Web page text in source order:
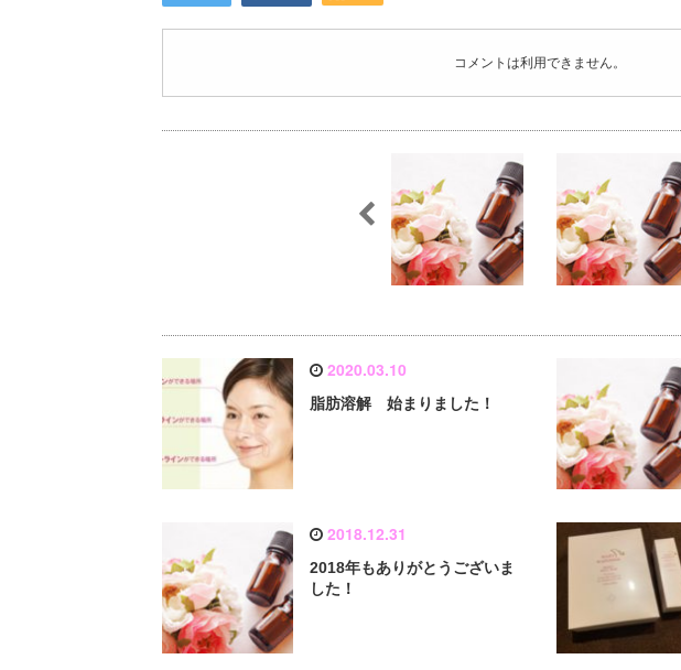
コメントは利用できません。
2020.03.10
脂肪溶解 始まりました！
2018.12.31
2018年もありがとうございま
した！